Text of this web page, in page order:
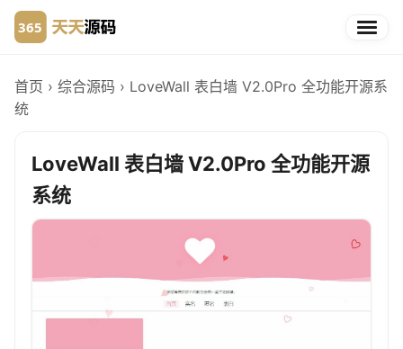
首页 › 综合源码 › LoveWall 表白墙 V2.0Pro 全功能开源系
统
LoveWall 表白墙 V2.0Pro 全功能开源
系统